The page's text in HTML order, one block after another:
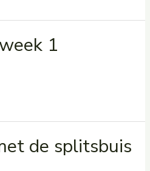
1
de splitsbuis